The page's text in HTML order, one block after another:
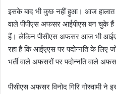
इसके बाद भी कुछ नहीं हुआ। आज
वाले पीपीएस अफसर आईपीएस बन चुके
हैं। लेकिन पीसीएस अफसर आज भी
रहा है कि आईएएस पर पदोन्नति के लिए
भर्ती वाले अफसरों पर पदोन्नति वाले
पीसीएस अफसर विनोद गिरि गोस्वामी